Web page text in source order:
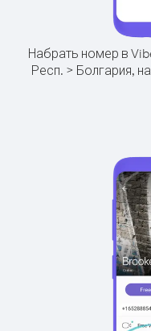
Набрать номер в
Респ. > Болгария,